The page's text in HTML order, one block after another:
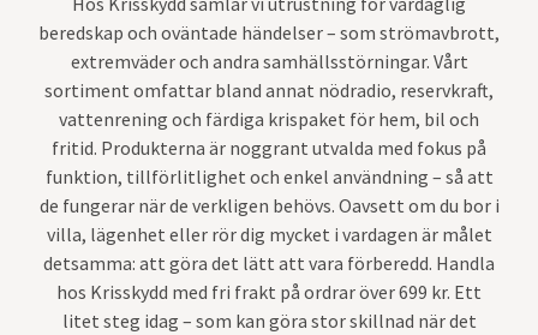
beredskap och oväntade händelser – som strömavbrott,
extremväder och andra samhällsstörningar. Vårt
sortiment omfattar bland annat nödradio, reservkraft,
vattenrening och färdiga krispaket för hem, bil och
fritid. Produkterna är noggrant utvalda med fokus på
funktion, tillförlitlighet och enkel användning – så att
de fungerar när de verkligen behövs. Oavsett om du bor i
villa, lägenhet eller rör dig mycket i vardagen är målet
detsamma: att göra det lätt att vara förberedd. Handla
hos Krisskydd med fri frakt på ordrar över 699 kr. Ett
litet steg idag – som kan göra stor skillnad när det